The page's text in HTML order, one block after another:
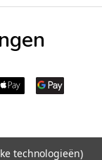
technologieën)